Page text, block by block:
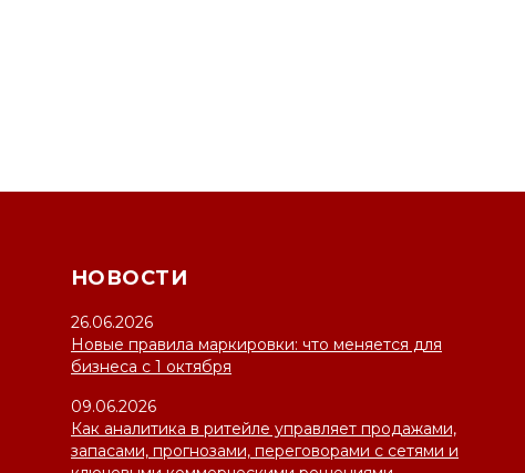
НОВОСТИ
26.06.2026
Новые правила маркировки: что меняется для
бизнеса с 1 октября
09.06.2026
Как аналитика в ритейле управляет продажами,
запасами, прогнозами, переговорами с сетями и